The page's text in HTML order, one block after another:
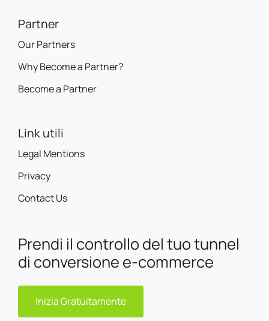
Partner
Our Partners
Why Become a Partner?
Become a Partner
Link utili
Legal Mentions
Privacy
Contact Us
Prendi il controllo del tuo tunnel
di conversione e-commerce
Inizia Gratuitamente